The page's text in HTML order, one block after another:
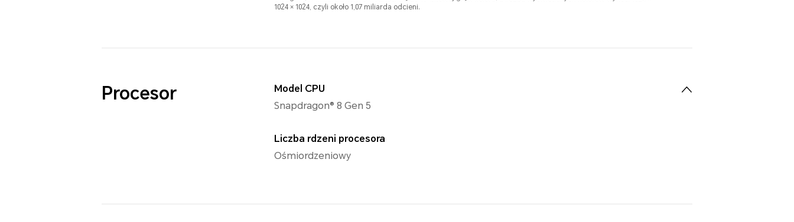
1024 × 1024, czyli około 1,07 miliarda odcieni.
Procesor
Model CPU
Snapdragon® 8 Gen 5
Liczba rdzeni procesora
Ośmiordzeniowy